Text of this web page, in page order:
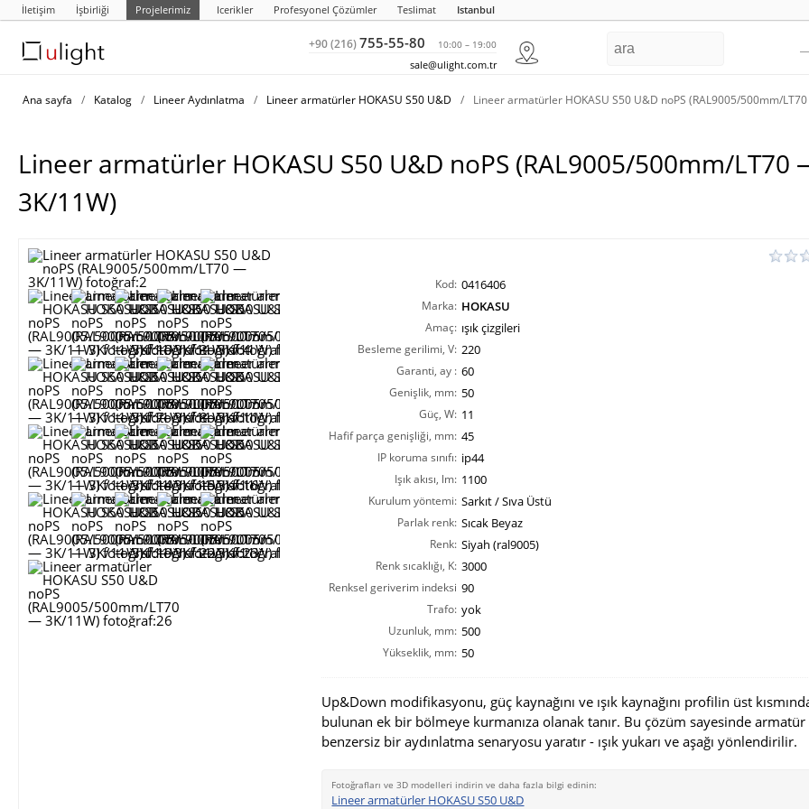
İletişim İşbirliği Projelerimiz Icerikler Profesyonel Çözümler Teslimat Istanbul
+90 (216)755-55-80 10:00 – 19:00
sale@ulight.com.tr
Ana sayfa / Katalog / Lineer Aydınlatma / Lineer armatürler HOKASU S50 U&D / Lineer armatürler HOKASU S50 U&D noPS (RAL9005/500mm/
Lineer armatürler HOKASU S50 U&D noPS (RAL9005/500mm/LT70
3K/11W)
Kod: 0416406
Marka: HOKASU
Amaç: ışık çizgileri
Besleme gerilimi, V: 220
Garanti, ay : 60
Genişlik, mm: 50
Güç, W: 11
Hafif parça genişliği, mm: 45
IP koruma sınıfı: ip44
Işık akısı, lm: 1100
Kurulum yöntemi: Sarkıt / Sıva Üstü
Parlak renk: Sıcak Beyaz
Renk: Siyah (ral9005)
Renk sıcaklığı, K: 3000
Renksel geriverim indeksi
CRI(Ra):
90
Trafo: yok
Uzunluk, mm: 500
Yükseklik, mm: 50
Up&Down modifikasyonu, güç kaynağını ve ışık kaynağını profilin üst
bulunan ek bir bölmeye kurmanıza olanak tanır. Bu çözüm sayesinde armatür
benzersiz bir aydınlatma senaryosu yaratır - ışık yukarı ve aşağı yönlendirilir.
Fotoğrafları ve 3D modelleri indirin ve daha fazla bilgi edinin:
Lineer armatürler HOKASU S50 U&D